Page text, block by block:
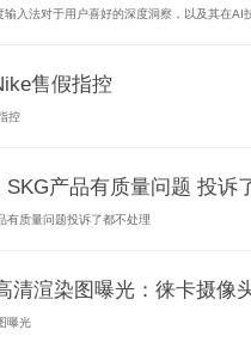
入法对于用户喜好的深度洞察，以及其在AI
售假指控
控
SKG产品有质量问题 投诉
有质量问题投诉了都不处理
清渲染图曝光：徕卡摄像
曝光